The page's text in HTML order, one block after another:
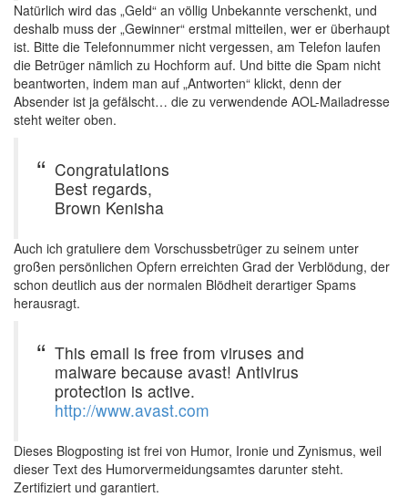
Natürlich wird das „Geld“ an völlig Unbekannte verschenkt, und
deshalb muss der „Gewinner“ erstmal mitteilen, wer er überhaupt
ist. Bitte die Telefonnummer nicht vergessen, am Telefon laufen
die Betrüger nämlich zu Hochform auf. Und bitte die Spam nicht
beantworten, indem man auf „Antworten“ klickt, denn der
Absender ist ja gefälscht… die zu verwendende AOL-Mailadresse
steht weiter oben.
Congratulations
Best regards,
Brown Kenisha
Auch ich gratuliere dem Vorschussbetrüger zu seinem unter
großen persönlichen Opfern erreichten Grad der Verblödung, der
schon deutlich aus der normalen Blödheit derartiger Spams
herausragt.
This email is free from viruses and
malware because avast! Antivirus
protection is active.
http://www.avast.com
Dieses Blogposting ist frei von Humor, Ironie und Zynismus, weil
dieser Text des Humorvermeidungsamtes darunter steht.
Zertifiziert und garantiert.